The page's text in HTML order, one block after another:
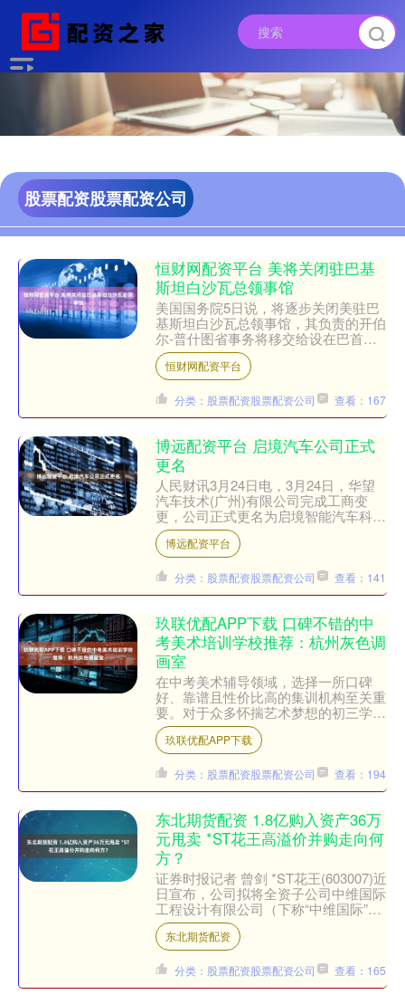
股票配资股票配资公司
恒财网配资平台 美将关闭驻巴基
斯坦白沙瓦总领事馆
美国国务院5日说，将逐步关闭美驻巴
基斯坦白沙瓦总领事馆，其负责的开伯
尔-普什图省事务将移交给设在巴首都
伊斯兰堡的美国大使馆。 美国国务院
在一份声明中称，此举旨在....
恒财网配资平台
分类：股票配资股票配资公司 查看：167
博远配资平台 启境汽车公司正式
更名
人民财讯3月24日电，3月24日，华望
汽车技术(广州)有限公司完成工商变
更，公司正式更名为启境智能汽车科技
(广州)有限公司，与启境汽车品牌名称
完成统一。启境汽车....
博远配资平台
分类：股票配资股票配资公司 查看：141
玖联优配APP下载 口碑不错的中
考美术培训学校推荐：杭州灰色调
画室
在中考美术辅导领域，选择一所口碑
好、靠谱且性价比高的集训机构至关重
要。对于众多怀揣艺术梦想的初三学生
及其家长来说，如何在众多的中考美术
培训学校中挑选出合适的学校....
玖联优配APP下载
分类：股票配资股票配资公司 查看：194
东北期货配资 1.8亿购入资产36万
元甩卖 *ST花王高溢价并购走向何
方？
证券时报记者 曾剑 *ST花王(603007)近
日宣布，公司拟将全资子公司中维国际
工程设计有限公司（下称“中维国际”）
100%股权对外转让，交易对价为36万
元。....
东北期货配资
分类：股票配资股票配资公司 查看：165